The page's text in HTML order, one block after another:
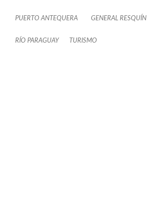
PUERTO ANTEQUERA GENERAL RESQUÍN
RÍO PARAGUAY TURISMO